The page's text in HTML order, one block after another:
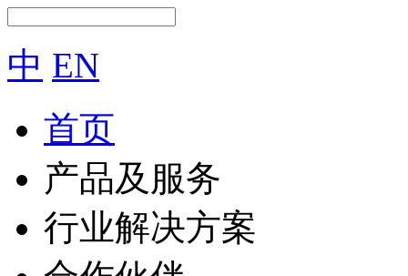
中 EN
首页
产品及服务
行业解决方案